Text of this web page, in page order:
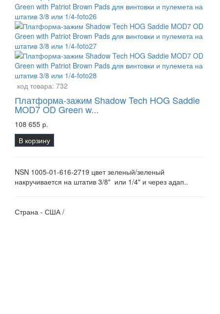
код товара: 732
Платформа-зажим Shadow Tech HOG Saddie
MOD7 OD Green w...
108 655 р.
В корзину
NSN 1005-01-616-2719 цвет зеленый/зеленый
накручивается на штатив 3/8" или 1/4" и через адап..
Страна - США /